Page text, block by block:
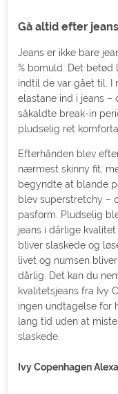
Gå altid efter
Jeans er ikke bare
% bomuld. Det
indtil de var gået til. I
elastane ind i jeans
såkaldte break-in
pludselig ret
Efterhånden blev
nærmest skinny fit,
begyndte at blande
blev superstretchy
pasform. Pludselig
jeans i dårlige
bliver slaskede og
livet og numsen
dårlig. Det kan du
kvalitetsjeans fra Ivy
ingen undtagelse for
lang tid uden at
slaskede.
Ivy Copenhagen